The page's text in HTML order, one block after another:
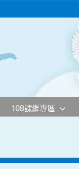
108課綱專區